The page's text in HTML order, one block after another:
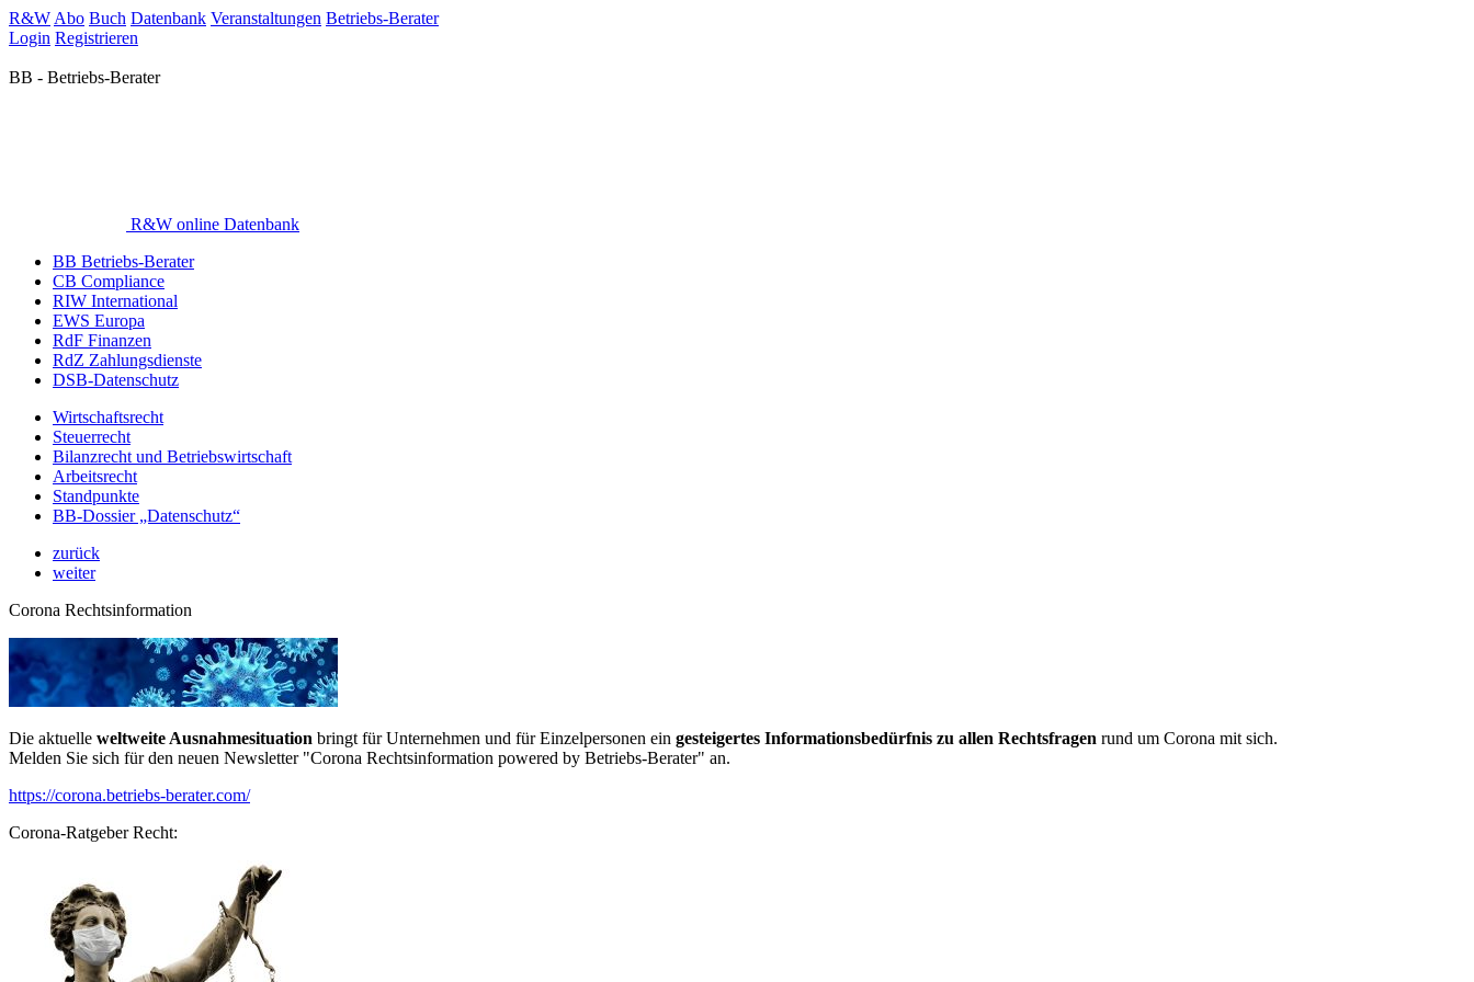
R&W Abo Buch Datenbank Veranstaltungen Betriebs-Berater
Login Registrieren
BB - Betriebs-Berater
R&W online Datenbank
BB Betriebs-Berater
CB Compliance
RIW International
EWS Europa
RdF Finanzen
RdZ Zahlungsdienste
DSB-Datenschutz
Wirtschaftsrecht
Steuerrecht
Bilanzrecht und Betriebswirtschaft
Arbeitsrecht
Standpunkte
BB-Dossier „Datenschutz“
zurück
weiter
Corona Rechtsinformation
Die aktuelle weltweite Ausnahmesituation bringt für Unternehmen und für Einzelpersonen ein gesteigertes Informationsbedürfnis zu allen Rechtsfragen rund um Corona mit sich.
Melden Sie sich für den neuen Newsletter "Corona Rechtsinformation powered by Betriebs-Berater" an.
https://corona.betriebs-berater.com/
Corona-Ratgeber Recht: